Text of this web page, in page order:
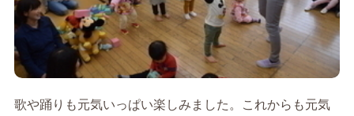
歌や踊りも元気いっぱい楽しみました。これからも元気